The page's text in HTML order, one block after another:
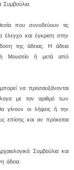
Συμβούλια.
που συνοδεύουν τις
έλεγχο και έγκριση στην
της άδειας. Η άδεια
ή Μουσείο ή μετά από
να προσαυξάνονται
με τον αριθμό των
γίνουν οι λήψεις ή την
και αν πρόκειται
Συμβούλια και
άδεια.